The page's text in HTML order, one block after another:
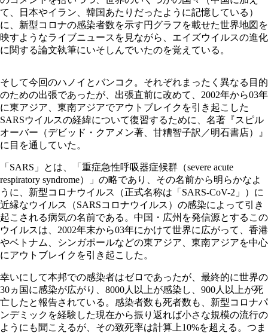
て、日本やイラン、韓国あたりだったように記憶している）
に、新型コロナの感染者数を示す円グラフを載せた世界地図を
映すようなライブニュースを見ながら、エイズウイルスの進化
に関する論文執筆にいそしんでいたのを覚えている。
そして今回のハノイとバンコク。それぞれまったく異なる目的
のための出張であったが、出張直前に改めて、2002年から03年
に東アジア、東南アジアでアウトブレイクを引き起こした
SARSウイルスの経緯について復習するために、名著『スピル
オーバー（デビッド・クアメン著、甘糟智子訳／明石書店）』
に目を通していた。
「SARS」とは、「重症急性呼吸器症候群（severe acute
respiratory syndrome）」の略であり、その名前から明らかなよ
うに、新型コロナウイルス（正式名称は「SARS-CoV-2」）に
近縁なウイルス（SARSコロナウイルス）の感染によって引き
起こされる病気の名前である。中国・広州を発信源とするこの
ウイルスは、2002年末から03年にかけて世界に広がって、香港
やベトナム、シンガポールなどの東アジア、東南アジアを中心
にアウトブレイクを引き起こした。
幸いにして本邦での感染者はゼロであったが、最終的に世界の
30ヵ国に感染が広がり、8000人以上が感染し、900人以上が死
亡したと報告されている。感染者数も死者数も、新型コロナパ
ンデミックを経験した現在から振り返れば小さな規模の流行の
ようにも聞こえるが、その致死率は計算上10%を超える。つま